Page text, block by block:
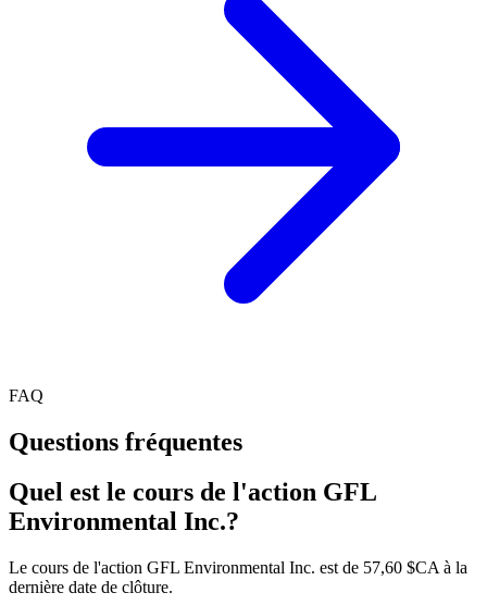
FAQ
Questions fréquentes
Quel est le cours de l'action GFL
Environmental Inc.?
Le cours de l'action GFL Environmental Inc. est de 57,60 $CA à la
dernière date de clôture.